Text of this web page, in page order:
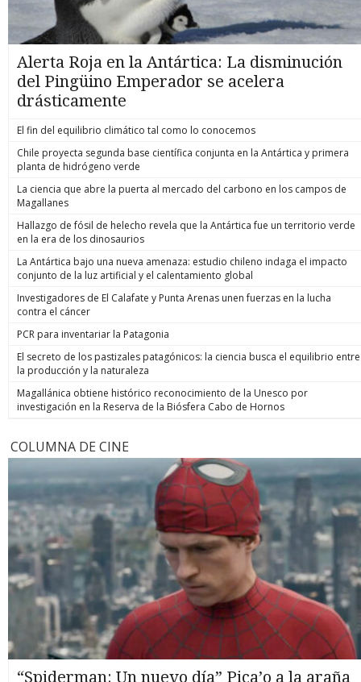
Alerta Roja en la Antártica: La disminución
del Pingüino Emperador se acelera
drásticamente
El fin del equilibrio climático tal como lo conocemos
Chile proyecta segunda base científica conjunta en la Antártica y primera
planta de hidrógeno verde
La ciencia que abre la puerta al mercado del carbono en los campos de
Magallanes
Hallazgo de fósil de helecho revela que la Antártica fue un territorio verde
en la era de los dinosaurios
La Antártica bajo una nueva amenaza: estudio chileno indaga el impacto
conjunto de la luz artificial y el calentamiento global
Investigadores de El Calafate y Punta Arenas unen fuerzas en la lucha
contra el cáncer
PCR para inventariar la Patagonia
El secreto de los pastizales patagónicos: la ciencia busca el equilibrio entre
la producción y la naturaleza
Magallánica obtiene histórico reconocimiento de la Unesco por
investigación en la Reserva de la Biósfera Cabo de Hornos
COLUMNA DE CINE
“Spiderman: Un nuevo día” Pica’o a la araña